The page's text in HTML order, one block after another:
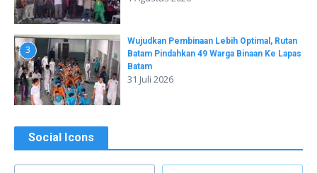
3
Wujudkan Pembinaan Lebih Optimal, Rutan
Batam Pindahkan 49 Warga Binaan Ke Lapas
Batam
31 Juli 2026
Social Icons